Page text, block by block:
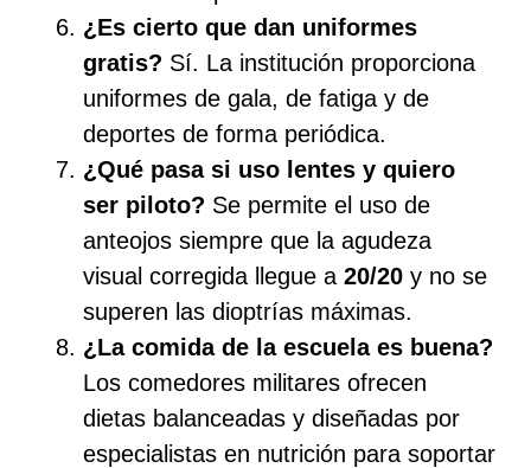
¿Es cierto que dan uniformes
gratis? Sí. La institución proporciona
uniformes de gala, de fatiga y de
deportes de forma periódica.
¿Qué pasa si uso lentes y quiero
ser piloto? Se permite el uso de
anteojos siempre que la agudeza
visual corregida llegue a 20/20 y no se
superen las dioptrías máximas.
¿La comida de la escuela es buena?
Los comedores militares ofrecen
dietas balanceadas y diseñadas por
especialistas en nutrición para soportar